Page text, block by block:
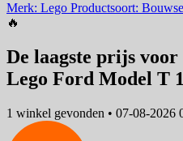
Merk: Lego Productsoort:
🔥
De laagste prijs voor
Lego Ford Model T
1 winkel gevonden • 07-08-2026